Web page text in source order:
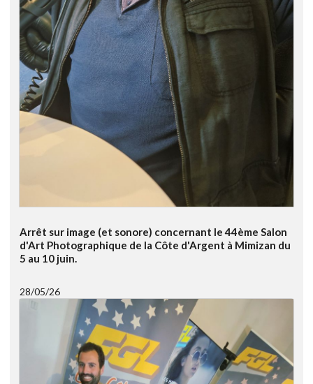
Arrêt sur image (et sonore) concernant le 44ème Salon
d'Art Photographique de la Côte d'Argent à Mimizan du
5 au 10 juin.
28/05/26